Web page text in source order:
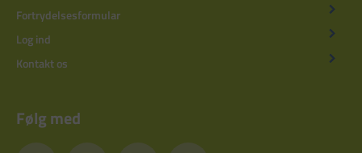
Fortrydelsesformular
Log ind
Kontakt os
Følg med